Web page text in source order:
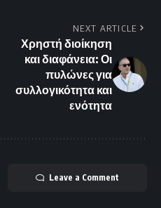
NEXT ARTICLE
Χρηστή διοίκηση
και διαφάνεια: Οι
πυλώνες για
συλλογικότητα και
ενότητα
Leave a Comment